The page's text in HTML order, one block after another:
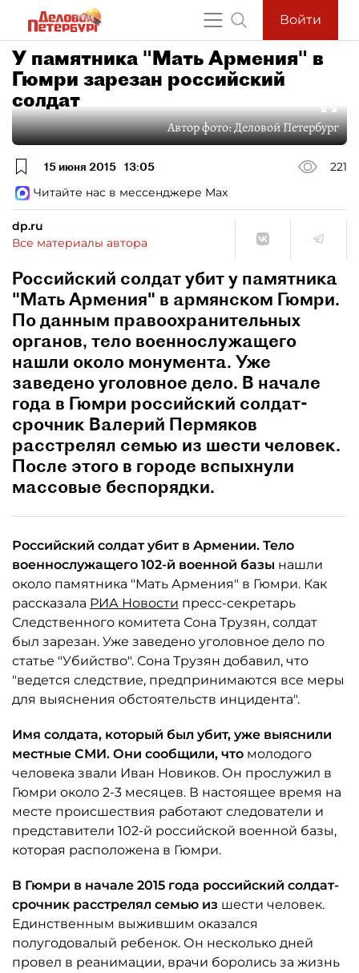
Войти
У памятника "Мать Армения" в
Гюмри зарезан российский
солдат
Автор фото:Деловой Петербург
15 июня 2015 13:05
221
Читайте нас в мессенджере Max
dp.ru
Все материалы автора
Российский солдат убит у памятника
"Мать Армения" в армянском Гюмри.
По данным правоохранительных
органов, тело военнослужащего
нашли около монумента. Уже
заведено уголовное дело. В начале
года в Гюмри российский солдат-
срочник Валерий Пермяков
расстрелял семью из шести человек.
После этого в городе вспыхнули
массовые беспорядки.
Российский солдат убит в Армении. Тело
военнослужащего 102-й военной базы нашли
около памятника "Мать Армения" в Гюмри. Как
рассказала РИА Новости пресс-секретарь
Следственного комитета Сона Трузян, солдат
был зарезан. Уже заведено уголовное дело по
статье "Убийство". Сона Трузян добавил, что
"ведется следствие, предпринимаются все меры
для выяснения обстоятельств инцидента".
Имя солдата, который был убит, уже выяснили
местные СМИ. Они сообщили, что молодого
человека звали Иван Новиков. Он прослужил в
Гюмри около 2-3 месяцев. В настоящее время на
месте происшествия работают следователи и
представители 102-й российской военной базы,
которая расположена в Гюмри.
В Гюмри в начале 2015 года российский солдат-
срочник расстрелял семью из шести человек.
Единственным выжившим оказался
полугодовалый ребенок. Он несколько дней
провел в реанимации, врачи боролись за жизнь